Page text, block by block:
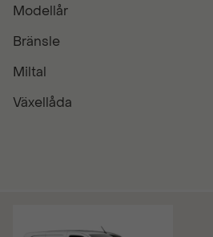
Modellår
Bränsle
Miltal
Växellåda